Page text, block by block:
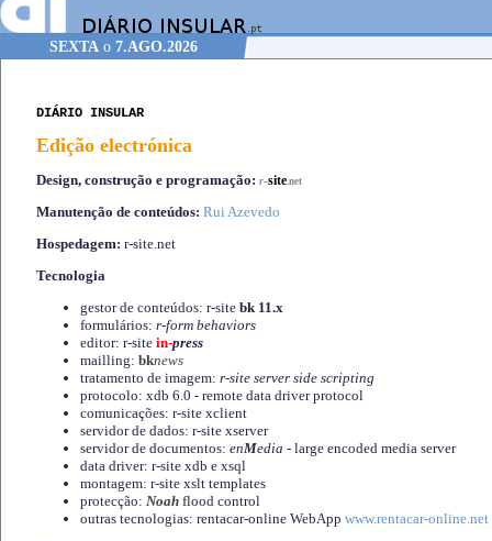
SEXTA o 7.AGO.2026
DIÁRIO INSULAR
Edição electrónica
Design, construção e programação: r-site.net
Manutenção de conteúdos: Rui Azevedo
Hospedagem: r-site.net
Tecnologia
gestor de conteúdos: r-site bk 11.x
formulários: r-form behaviors
editor: r-site in-press
mailling: bknews
tratamento de imagem: r-site server side scripting
protocolo: xdb 6.0 - remote data driver protocol
comunicações: r-site xclient
servidor de dados: r-site xserver
servidor de documentos: enMedia - large encoded media server
data driver: r-site xdb e xsql
montagem: r-site xslt templates
protecção: Noah flood control
outras tecnologias: rentacar-online WebApp www.rentacar-online.net